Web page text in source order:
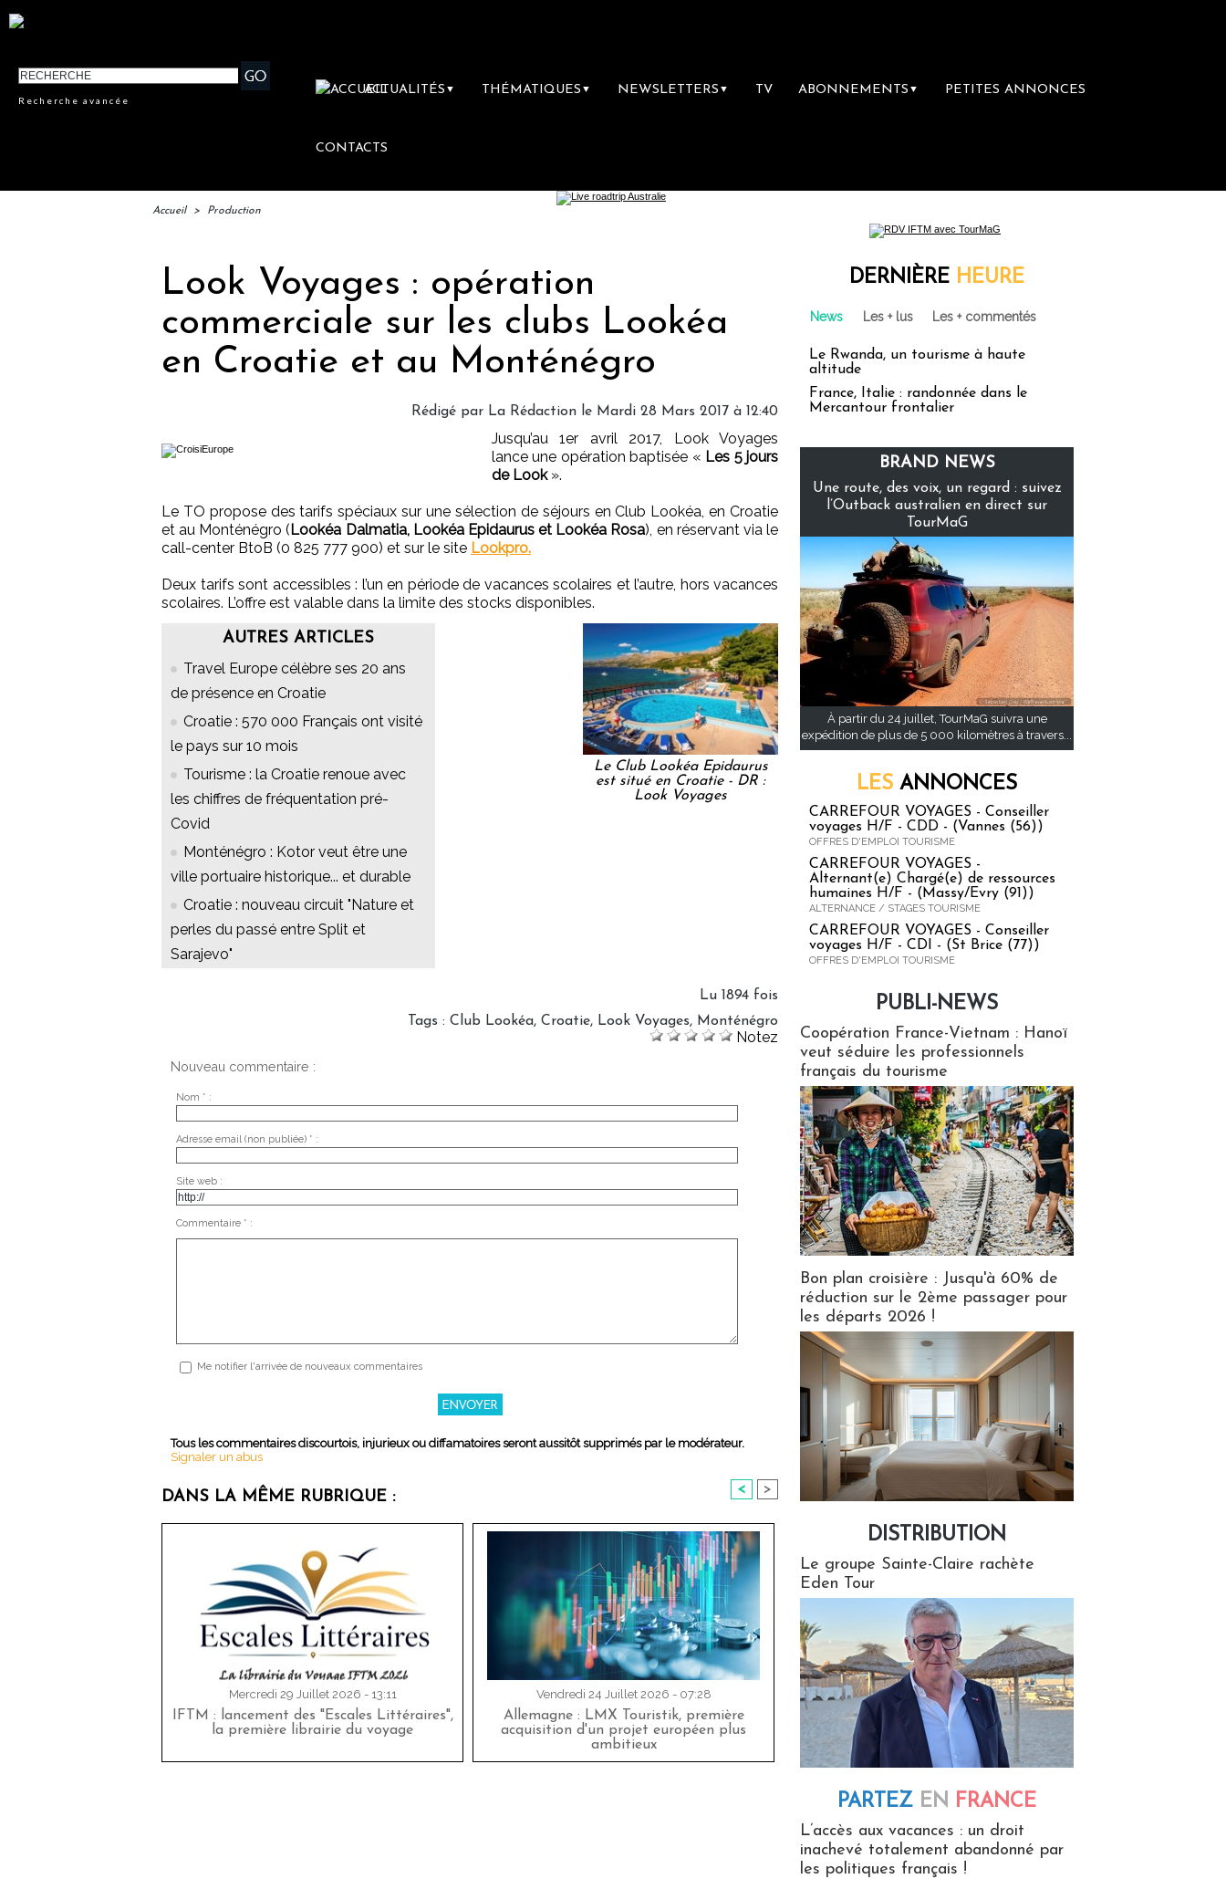
Recherche avancée
ACTUALITÉS ▼ THÉMATIQUES ▼ NEWSLETTERS ▼ TV ABONNEMENTS ▼ PETITES ANNONCES
CONTACTS
Accueil > Production
Look Voyages : opération
commerciale sur les clubs Lookéa
en Croatie et au Monténégro
Rédigé par La Rédaction le Mardi 28 Mars 2017 à 12:40
Jusqu’au 1er avril 2017, Look Voyages
lance une opération baptisée « Les 5 jours
de Look».
Le TO propose des tarifs spéciaux sur une sélection de séjours en Club Lookéa, en Croatie
et au Monténégro (Lookéa Dalmatia, Lookéa Epidaurus et Lookéa Rosa), en réservant via le
call-center BtoB (0 825 777 900) et sur le site Lookpro.
Deux tarifs sont accessibles : l’un en période de vacances scolaires et l’autre, hors vacances
scolaires. L’offre est valable dans la limite des stocks disponibles.
AUTRES ARTICLES
Travel Europe célèbre ses 20 ans
de présence en Croatie
Croatie : 570 000 Français ont visité
le pays sur 10 mois
Tourisme : la Croatie renoue avec
les chiffres de fréquentation pré-
Covid
Monténégro : Kotor veut être une
ville portuaire historique... et durable
Croatie : nouveau circuit "Nature et
perles du passé entre Split et
Sarajevo"
Le Club Lookéa Epidaurus
est situé en Croatie - DR :
Look Voyages
Lu 1894 fois
Tags : Club Lookéa, Croatie, Look Voyages, Monténégro
Notez
Nouveau commentaire :
Nom * :
Adresse email (non publiée) * :
Site web :
Commentaire * :
Me notifier l'arrivée de nouveaux commentaires
Tous les commentaires discourtois, injurieux ou diffamatoires seront aussitôt supprimés par le modérateur.
Signaler un abus
DANS LA MÊME RUBRIQUE : < >
Mercredi 29 Juillet 2026 - 13:11
IFTM : lancement des "Escales Littéraires",
la première librairie du voyage
Vendredi 24 Juillet 2026 - 07:28
Allemagne : LMX Touristik, première
acquisition d'un projet européen plus
ambitieux
DERNIÈRE HEURE
News Les + lus Les + commentés
Le Rwanda, un tourisme à haute
altitude
France, Italie : randonnée dans le
Mercantour frontalier
BRAND NEWS
Une route, des voix, un regard : suivez
l’Outback australien en direct sur
TourMaG
À partir du 24 juillet, TourMaG suivra une
expédition de plus de 5 000 kilomètres à travers...
LES ANNONCES
CARREFOUR VOYAGES - Conseiller
voyages H/F - CDD - (Vannes (56))
OFFRES D'EMPLOI TOURISME
CARREFOUR VOYAGES -
Alternant(e) Chargé(e) de ressources
humaines H/F - (Massy/Evry (91))
ALTERNANCE / STAGES TOURISME
CARREFOUR VOYAGES - Conseiller
voyages H/F - CDI - (St Brice (77))
OFFRES D'EMPLOI TOURISME
PUBLI-NEWS
Coopération France-Vietnam : Hanoï
veut séduire les professionnels
français du tourisme
Bon plan croisière : Jusqu'à 60% de
réduction sur le 2ème passager pour
les départs 2026 !
DISTRIBUTION
Le groupe Sainte-Claire rachète
Eden Tour
PARTEZ EN FRANCE
L’accès aux vacances : un droit
inachevé totalement abandonné par
les politiques français !